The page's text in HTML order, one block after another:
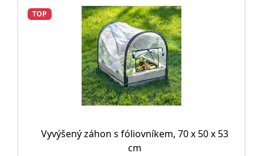
TOP
Vyvýšený záhon s fóliovníkem, 70 x 50 x 53
cm